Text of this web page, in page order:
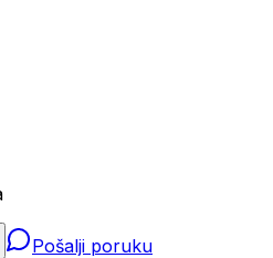
Pošalji poruku